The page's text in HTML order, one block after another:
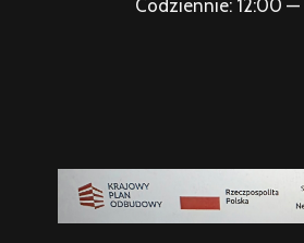
Codziennie: 12:00